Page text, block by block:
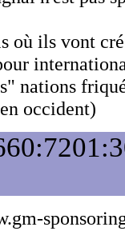
où ils vont
nations
occident)